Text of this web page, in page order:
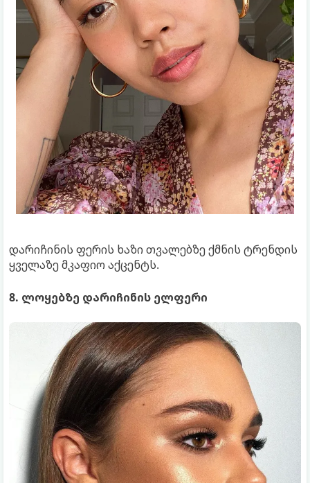
დარიჩინის ფერის ხაზი თვალებზე ქმნის ტრენდის
ყველაზე მკაფიო აქცენტს.
8. ლოყებზე დარიჩინის ელფერი